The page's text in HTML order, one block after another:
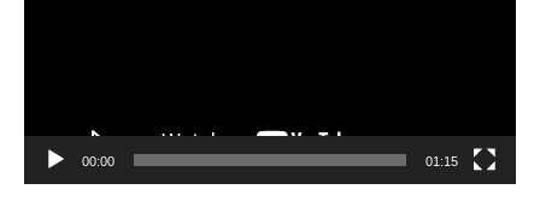
00:00 01:15